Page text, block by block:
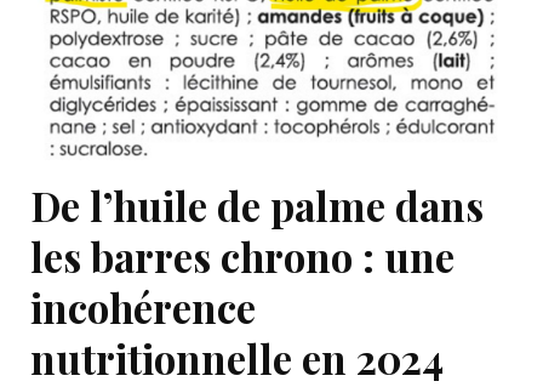
De l’huile de palme dans
les barres chrono : une
incohérence
nutritionnelle en 2024